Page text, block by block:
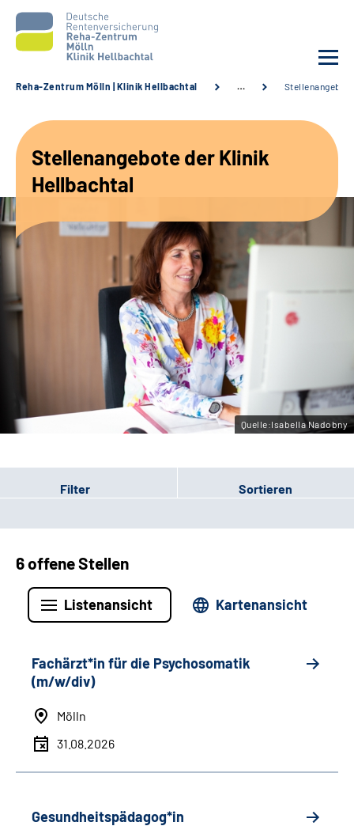
Unsere Angebote
Karriere
Sozialdienste & Zuweisende
Leichte Sprache
Gebärdensprache
Reha-Zentrum Mölln | Klinik Hellbachtal …
Stellenangebote der Klinik
Hellbachtal
Quelle:Isabella Nadobny
Filter Sortieren
6 offene Stellen
Listenansicht Kartenansicht
Fachärzt*in für die Psychosomatik
(m/w/div)
Mölln
31.08.2026
Gesundheitspädagog*in